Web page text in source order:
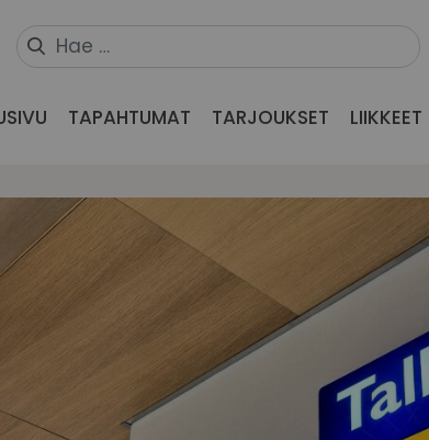
TAPAHTUMAT TARJOUKSET LIIKKEET